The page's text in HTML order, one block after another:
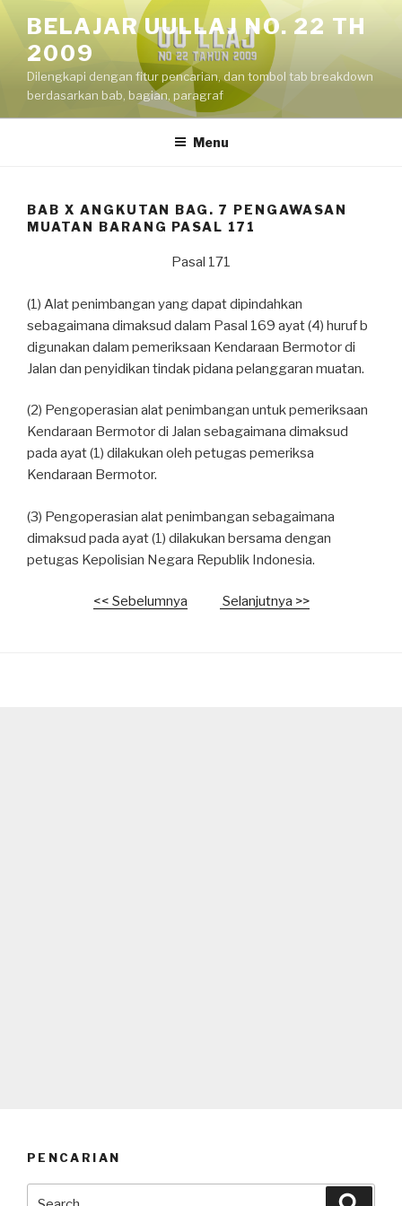
content
BELAJAR UULLAJ NO. 22 TH
2009
Dilengkapi dengan fitur pencarian, dan tombol tab breakdown
berdasarkan bab, bagian, paragraf
Menu
BAB X ANGKUTAN BAG. 7 PENGAWASAN
MUATAN BARANG PASAL 171
Pasal 171
(1) Alat penimbangan yang dapat dipindahkan
sebagaimana dimaksud dalam Pasal 169 ayat (4) huruf b
digunakan dalam pemeriksaan Kendaraan Bermotor di
Jalan dan penyidikan tindak pidana pelanggaran muatan.
(2) Pengoperasian alat penimbangan untuk pemeriksaan
Kendaraan Bermotor di Jalan sebagaimana dimaksud
pada ayat (1) dilakukan oleh petugas pemeriksa
Kendaraan Bermotor.
(3) Pengoperasian alat penimbangan sebagaimana
dimaksud pada ayat (1) dilakukan bersama dengan
petugas Kepolisian Negara Republik Indonesia.
<< Sebelumnya Selanjutnya >>
PENCARIAN